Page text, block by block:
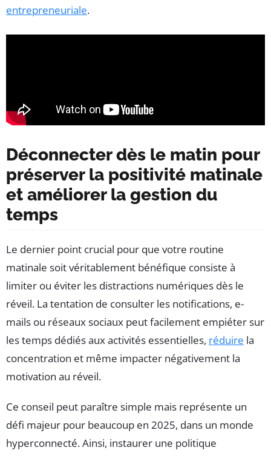
entrepreneuriale.
Déconnecter dès le matin pour
préserver la positivité matinale
et améliorer la gestion du
temps
Le dernier point crucial pour que votre routine
matinale soit véritablement bénéfique consiste à
limiter ou éviter les distractions numériques dès le
réveil. La tentation de consulter les notifications, e-
mails ou réseaux sociaux peut facilement empiéter sur
les temps dédiés aux activités essentielles, réduire la
concentration et même impacter négativement la
motivation au réveil.
Ce conseil peut paraître simple mais représente un
défi majeur pour beaucoup en 2025, dans un monde
hyperconnecté. Ainsi, instaurer une politique